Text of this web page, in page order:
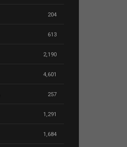
204
613
2,190
4,601
257
1,291
1,684